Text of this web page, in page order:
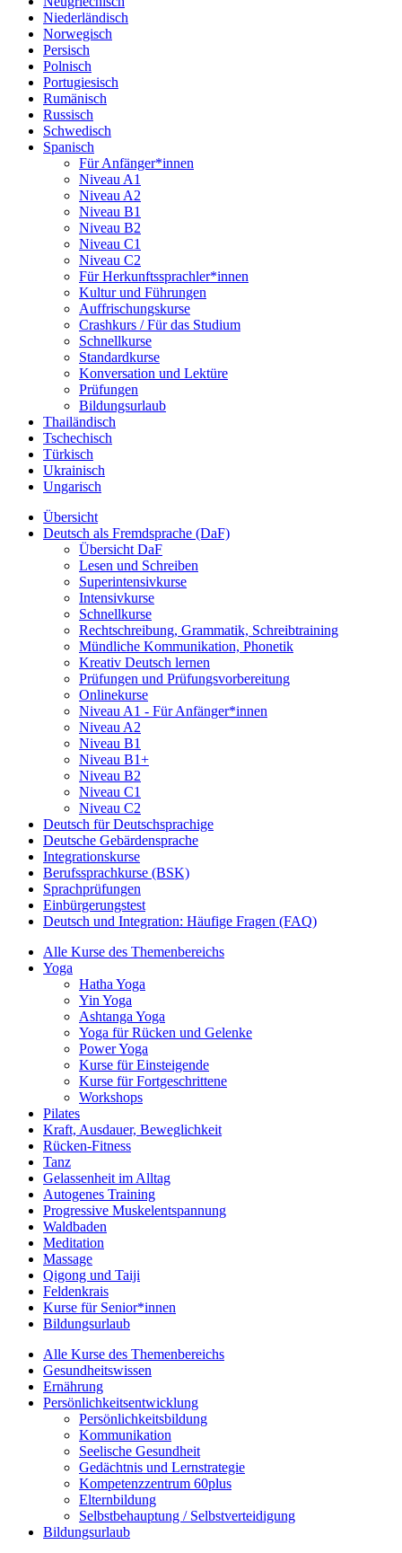
Niederländisch
Norwegisch
Persisch
Polnisch
Portugiesisch
Rumänisch
Russisch
Schwedisch
Spanisch
Für Anfänger*innen
Niveau A1
Niveau A2
Niveau B1
Niveau B2
Niveau C1
Niveau C2
Für Herkunftssprachler*innen
Kultur und Führungen
Auffrischungskurse
Crashkurs / Für das Studium
Schnellkurse
Standardkurse
Konversation und Lektüre
Prüfungen
Bildungsurlaub
Thailändisch
Tschechisch
Türkisch
Ukrainisch
Ungarisch
Übersicht
Deutsch als Fremdsprache (DaF)
Übersicht DaF
Lesen und Schreiben
Superintensivkurse
Intensivkurse
Schnellkurse
Rechtschreibung, Grammatik, Schreibtraining
Mündliche Kommunikation, Phonetik
Kreativ Deutsch lernen
Prüfungen und Prüfungsvorbereitung
Onlinekurse
Niveau A1 - Für Anfänger*innen
Niveau A2
Niveau B1
Niveau B1+
Niveau B2
Niveau C1
Niveau C2
Deutsch für Deutschsprachige
Deutsche Gebärdensprache
Integrationskurse
Berufssprachkurse (BSK)
Sprachprüfungen
Einbürgerungstest
Deutsch und Integration: Häufige Fragen (FAQ)
Alle Kurse des Themenbereichs
Yoga
Hatha Yoga
Yin Yoga
Ashtanga Yoga
Yoga für Rücken und Gelenke
Power Yoga
Kurse für Einsteigende
Kurse für Fortgeschrittene
Workshops
Pilates
Kraft, Ausdauer, Beweglichkeit
Rücken-Fitness
Tanz
Gelassenheit im Alltag
Autogenes Training
Progressive Muskelentspannung
Waldbaden
Meditation
Massage
Qigong und Taiji
Feldenkrais
Kurse für Senior*innen
Bildungsurlaub
Alle Kurse des Themenbereichs
Gesundheitswissen
Ernährung
Persönlichkeitsentwicklung
Persönlichkeitsbildung
Kommunikation
Seelische Gesundheit
Gedächtnis und Lernstrategie
Kompetenzzentrum 60plus
Elternbildung
Selbstbehauptung / Selbstverteidigung
Bildungsurlaub